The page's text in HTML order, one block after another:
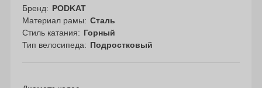
Бренд
PODKAT
Материал рамы
Сталь
Стиль катания
Горный
Тип велосипеда
Подростковый